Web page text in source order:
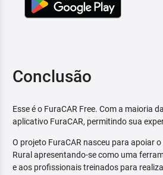
Conclusão
Esse é o FuraCAR Free. Com a maioria
aplicativo FuraCAR, permitindo sua
O projeto FuraCAR nasceu para apoiar
Rural apresentando-se como uma
e aos profissionais treinados para